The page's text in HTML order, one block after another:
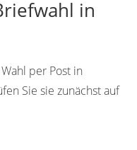
in
per Post in
Sie sie zunächst auf